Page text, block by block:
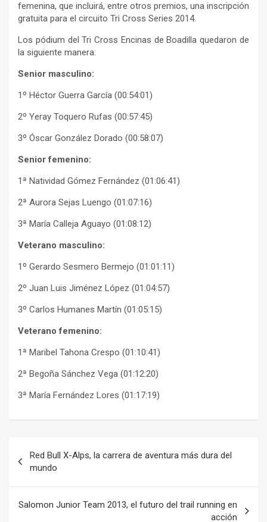
femenina, que incluirá, entre otros premios, una inscripción
gratuita para el circuito Tri Cross Series 2014.
Los pódium del Tri Cross Encinas de Boadilla quedaron de
la siguiente manera:
Senior masculino:
1º Héctor Guerra García (00:54:01)
2º Yeray Toquero Rufas (00:57:45)
3º Óscar González Dorado (00:58:07)
Senior femenino:
1ª Natividad Gómez Fernández (01:06:41)
2ª Aurora Sejas Luengo (01:07:16)
3ª María Calleja Aguayo (01:08:12)
Veterano masculino:
1º Gerardo Sesmero Bermejo (01:01:11)
2º Juan Luis Jiménez López (01:04:57)
3º Carlos Humanes Martín (01:05:15)
Veterano femenino:
1ª Maribel Tahona Crespo (01:10:41)
2ª Begoña Sánchez Vega (01:12:20)
3ª María Fernández Lores (01:17:19)
de
entradas
Red Bull X-Alps, la carrera de aventura más dura del
mundo
Salomon Junior Team 2013, el futuro del trail running en
acción